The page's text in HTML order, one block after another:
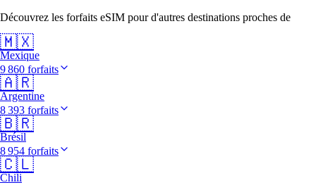
Découvrez les forfaits eSIM pour d'autres destinations proches de
🇲🇽
Mexique
9 860 forfaits
🇦🇷
Argentine
8 393 forfaits
🇧🇷
Brésil
8 954 forfaits
🇨🇱
Chili